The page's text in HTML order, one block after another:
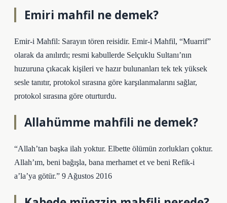
Emiri mahfil ne demek?
Emir-i Mahfil: Sarayın tören reisidir. Emir-i Mahfil, “Muarrif”
olarak da anılırdı; resmi kabullerde Selçuklu Sultanı’nın
huzuruna çıkacak kişileri ve hazır bulunanları tek tek yüksek
sesle tanıtır, protokol sırasına göre karşılanmalarını sağlar,
protokol sırasına göre oturturdu.
Allahümme mahfili ne demek?
“Allah’tan başka ilah yoktur. Elbette ölümün zorlukları çoktur.
Allah’ım, beni bağışla, bana merhamet et ve beni Refik-i
a’la’ya götür.” 9 Ağustos 2016